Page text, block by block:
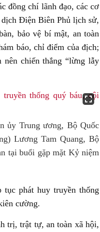
đồng chí lãnh đạo, các cơ
dịch Điện Biên Phủ lịch sử,
bảo vệ bí mật, an toàn
báo, chỉ điểm của địch;
nên chiến thắng “lừng lẫy
ủy Trung ương, Bộ Quốc
Lương Tam Quang, Bộ
tại buổi gặp mặt Kỷ niệm
phát huy truyền thống
cường.
trị, trật tự, an toàn xã hội,